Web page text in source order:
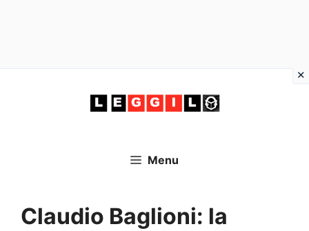
Menu
Claudio Baglioni: la